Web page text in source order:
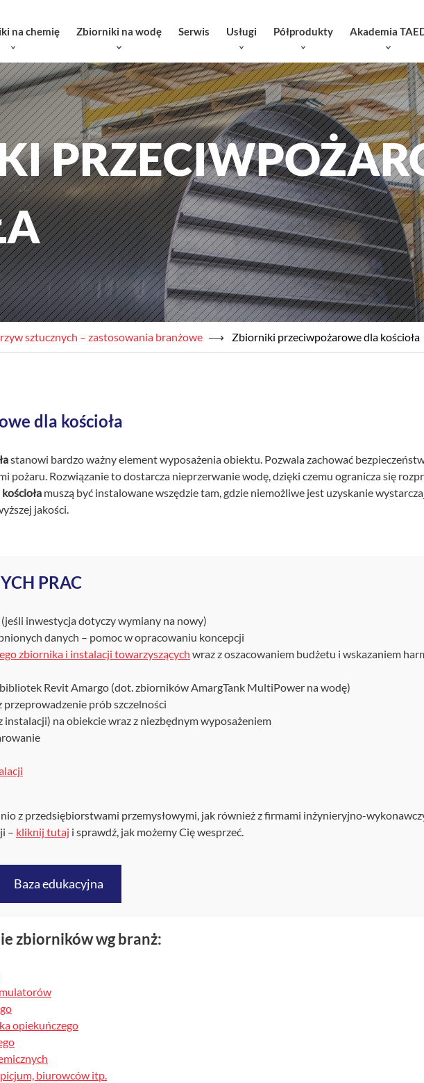
na chemię Zbiorniki na wodę Serwis Usługi Półprodukty Akademia
sztucznych – zastosowania branżowe ⟶ Zbiorniki przeciwpożarowe dla kościoła
dla kościoła
stanowi bardzo ważny element wyposażenia obiektu. Pozwala zachować
pożaru. Rozwiązanie to dostarcza nieprzerwanie wodę, dzięki czemu ogranicza się
muszą być instalowane wszędzie tam, gdzie niemożliwe jest uzyskanie
jakości.
PRAC
inwestycja dotyczy wymiany na nowy)
danych – pomoc w opracowaniu koncepcji
zbiornika i instalacji towarzyszących wraz z oszacowaniem budżetu i wskazaniem
Revit Amargo (dot. zbiorników AmargTank MultiPower na wodę)
prób szczelności
na obiekcie wraz z niezbędnym wyposażeniem
z przedsiębiorstwami przemysłowymi, jak również z firmami inżynieryjno-
– kliknij tutaj i sprawdź, jak możemy Cię wesprzeć.
Baza edukacyjna
zbiorników wg branż:
opiekuńczego
biurowców itp.